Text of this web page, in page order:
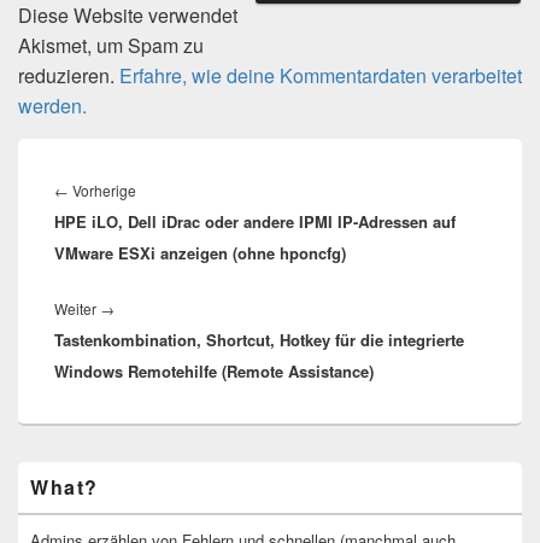
Diese Website verwendet
Akismet, um Spam zu
reduzieren. Erfahre, wie deine Kommentardaten verarbeitet
werden.
← Vorherige
Beitrag:
HPE iLO, Dell iDrac oder andere IPMI IP-Adressen auf
VMware ESXi anzeigen (ohne hponcfg)
Weiter →
Beitrag:
Tastenkombination, Shortcut, Hotkey für die integrierte
Windows Remotehilfe (Remote Assistance)
Seitenleisten-
Widgetbereich
What?